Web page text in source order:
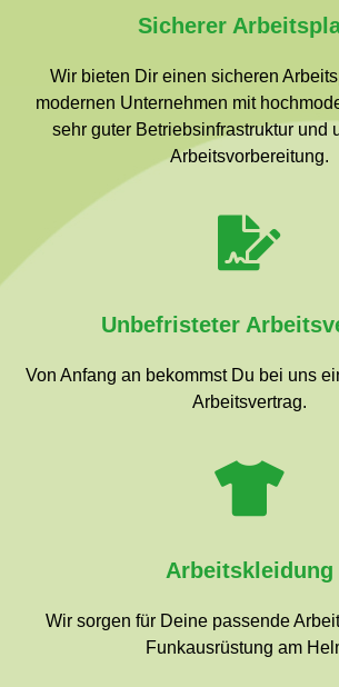
Sicherer
Wir bieten Dir einen sicheren
modernen Unternehmen mit
sehr guter Betriebsinfrastruktur und
Arbeitsvorbereitung.
Unbefristeter
Von Anfang an bekommst Du bei uns
Arbeitsvertrag.
Arbeitskleidung
Wir sorgen für Deine passende
Funkausrüstung am